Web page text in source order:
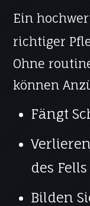
Ein
richtiger
Ohne
können
Fängt
des Fells
Bilden